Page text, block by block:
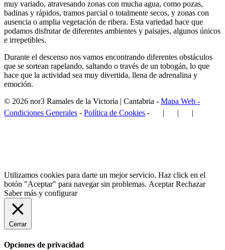
muy variado, atravesando zonas con mucha agua, como pozas,
badinas y rápidos, tramos parcial o totalmente secos, y zonas con
ausencia o amplia vegetación de ribera. Esta variedad hace que
podamos disfrutar de diferentes ambientes y paisajes, algunos únicos
e irrepetibles.
Durante el descenso nos vamos encontrando diferentes obstáculos
que se sortean rapelando, saltando o través de un tobogán, lo que
hace que la actividad sea muy divertida, llena de adrenalina y
emoción.
© 2026 nor3 Ramales de la Victoria | Cantabria - Mapa Web -
Condiciones Generales - Política de Cookies - | | |
Utilizamos cookies para darte un mejor servicio. Haz click en el
botón "Aceptar" para navegar sin problemas. Aceptar Rechazar
Saber más y configurar
Cerrar
Opciones de privacidad